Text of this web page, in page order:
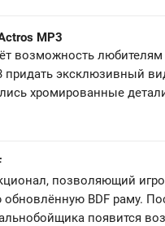
MP3
возможность любителям
придать эксклюзивный
хромированные
позволяющий
обновлённую BDF раму.
появится